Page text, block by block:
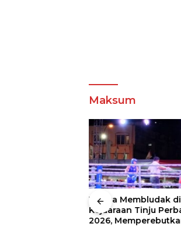
Maksum
Warga Membludak di
Kejuaraan Tinju
2026,